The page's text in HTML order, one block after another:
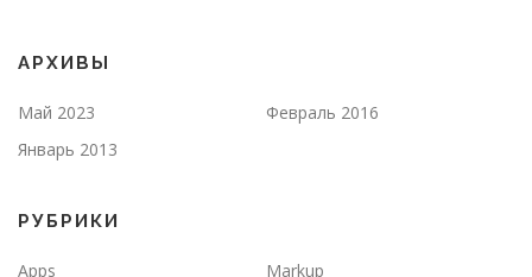
АРХИВЫ
Май 2023
Февраль 2016
Январь 2013
РУБРИКИ
Apps Markup